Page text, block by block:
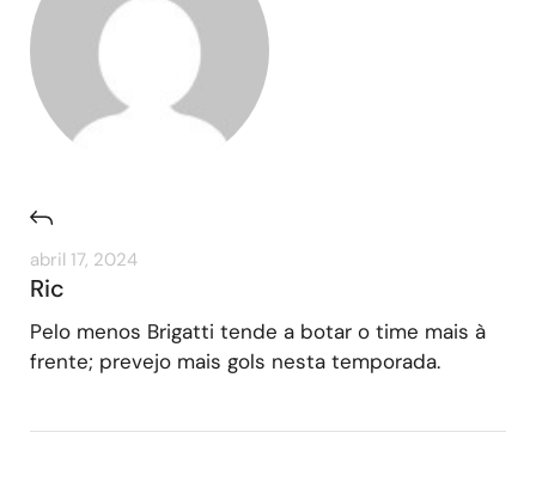
abril 17, 2024
Ric
Pelo menos Brigatti tende a botar o time mais à
frente; prevejo mais gols nesta temporada.